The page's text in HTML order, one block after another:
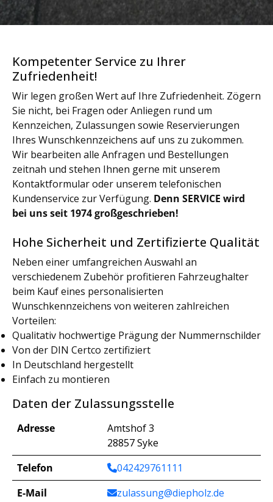
Kompetenter Service zu Ihrer
Zufriedenheit!
Wir legen großen Wert auf Ihre Zufriedenheit. Zögern
Sie nicht, bei Fragen oder Anliegen rund um
Kennzeichen, Zulassungen sowie Reservierungen
Ihres Wunschkennzeichens auf uns zu zukommen.
Wir bearbeiten alle Anfragen und Bestellungen
zeitnah und stehen Ihnen gerne mit unserem
Kontaktformular oder unserem telefonischen
Kundenservice zur Verfügung. Denn SERVICE wird
bei uns seit 1974 großgeschrieben!
Hohe Sicherheit und Zertifizierte Qualität
Neben einer umfangreichen Auswahl an
verschiedenem Zubehör profitieren Fahrzeughalter
beim Kauf eines personalisierten
Wunschkennzeichens von weiteren zahlreichen
Vorteilen:
Qualitativ hochwertige Prägung der Nummernschilder
Von der DIN Certco zertifiziert
In Deutschland hergestellt
Einfach zu montieren
Daten der Zulassungsstelle
Adresse
Amtshof 3
28857 Syke
Telefon
042429761111
E-Mail
zulassung@diepholz.de